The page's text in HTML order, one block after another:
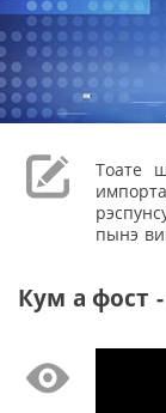
Тоате
пынэ
Кум а фост